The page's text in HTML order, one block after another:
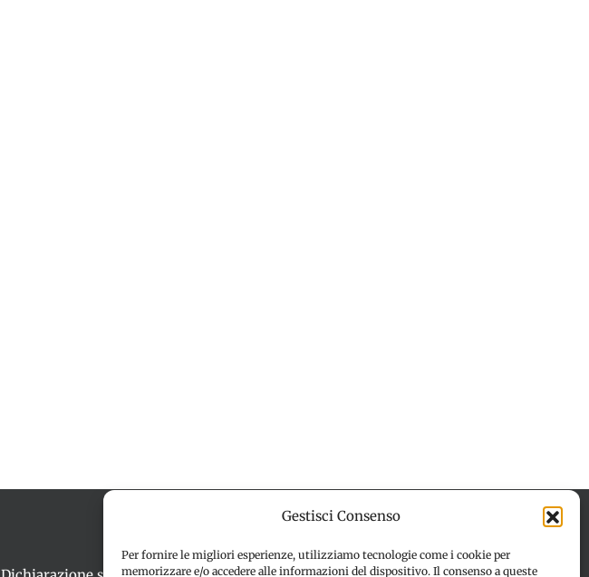
Gestisci Consenso
Per fornire le migliori esperienze, utilizziamo tecnologie come i cookie per
memorizzare e/o accedere alle informazioni del dispositivo. Il consenso a queste